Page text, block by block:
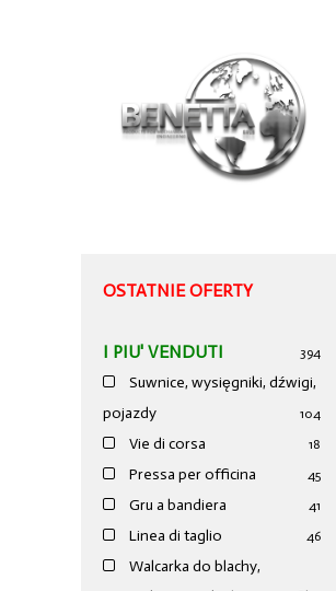
OSTATNIE OFERTY
I PIU' VENDUTI 394
Suwnice, wysięgniki, dźwigi,
pojazdy
104
Vie di corsa 18
Pressa per officina 45
Gru a bandiera 41
Linea di taglio 46
Walcarka do blachy,